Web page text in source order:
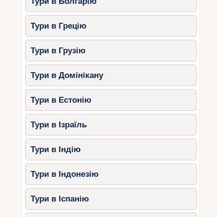
з готичними елементами оточений
лісами та садами. Ідеальний для
невеликої церемонії на 30-50 осіб.
Замок Банфі (Castello Banfi):
Знаходиться у виноробному районі
Монтальчино. Підходить для
любителів вина – після церемонії
можна влаштувати дегустацію
Brunello di Montalcino.
Регіон навколо Венеції славиться своїми
розкішними віллами та замками. Тут можна
поєднати весілля із прогулянкою на гондолі.
Замок Кастелло ді Ронкаде
(Castello di Roncade): Оточений
виноградниками, цей замок поєднує
ренесансну архітектуру із затишною
Тури в Грецію
Тури в Грузію
Тури в Домінікану
Тури в Естонію
Тури в Ізраїль
Тури в Індію
Тури в Індонезію
Тури в Іспанію